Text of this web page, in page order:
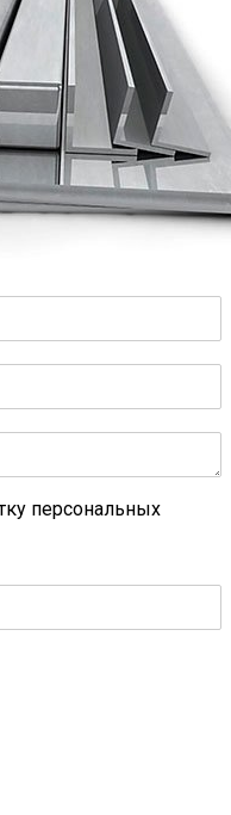
персональных